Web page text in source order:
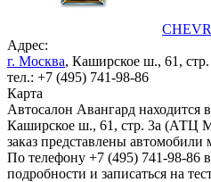
Адрес:
г. Москва, Каширское ш., 61,
тел.: +7 (495) 741-98-86
Карта
Автосалон Авангард находится
Каширское ш., 61, стр. 3а (АТЦ
заказ представлены
По телефону +7 (495) 741-98-86
подробности и записаться на